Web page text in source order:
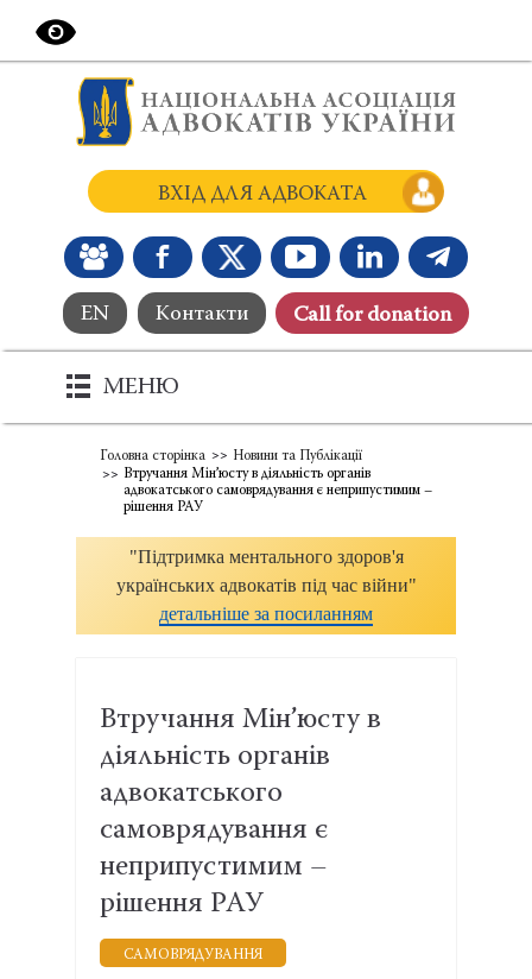
EN Контакти Сall for donation
ВХІД ДЛЯ АДВОКАТА
МЕНЮ
Головна сторінка
Новини та Публікації
Втручання Мін’юсту в діяльність органів
адвокатського самоврядування є неприпустимим –
рішення РАУ
"Підтримка ментального здоров'я
українських адвокатів під час війни"
детальніше за посиланням
Втручання Мін’юсту в
діяльність органів
адвокатського
самоврядування є
неприпустимим –
рішення РАУ
САМОВРЯДУВАННЯ